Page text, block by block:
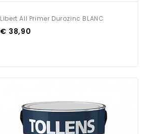
Libert All Primer Durozinc BLANC
€ 38,90